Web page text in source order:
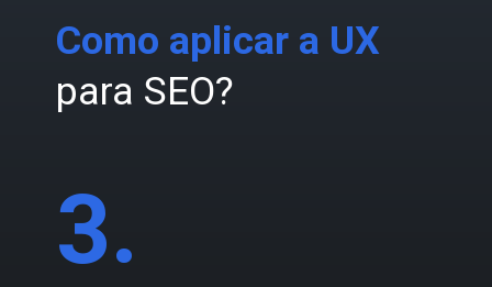
Como aplicar a UX
para SEO?
3.